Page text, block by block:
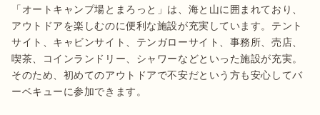
「オートキャンプ場とまろっと」は、海と山に囲まれており、
アウトドアを楽しむのに便利な施設が充実しています。テント
サイト、キャビンサイト、テンガローサイト、事務所、売店、
喫茶、コインランドリー、シャワーなどといった施設が充実。
そのため、初めてのアウトドアで不安だという方も安心してバ
ーベキューに参加できます。